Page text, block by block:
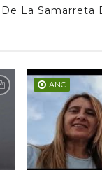
La Samarreta
ANC